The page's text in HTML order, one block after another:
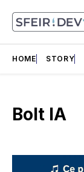
HOME STORY
Bolt IA